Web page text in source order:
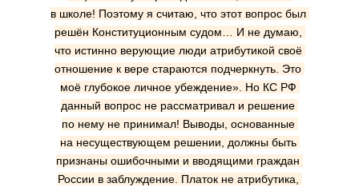
в школе! Поэтому я считаю, что этот вопрос был
решён Конституционным судом… И не думаю,
что истинно верующие люди атрибутикой своё
отношение к вере стараются подчеркнуть. Это
моё глубокое личное убеждение». Но КС РФ
данный вопрос не рассматривал и решение
по нему не принимал! Выводы, основанные
на несуществующем решении, должны быть
признаны ошибочными и вводящими граждан
России в заблуждение. Платок не атрибутика,